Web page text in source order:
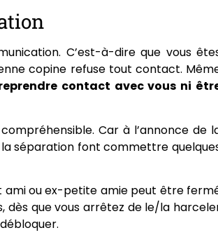
C’est-à-dire que vous
copine refuse tout contact.
contact avec vous ni
Car à l’annonce de
séparation font commettre
ami ou ex-petite amie peut être
dès que vous arrêtez de le/la